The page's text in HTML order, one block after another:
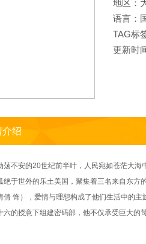
地区：
语言：
TAG标
更新时
介绍
安的20世纪前半叶，人民宛如苍茫大海
绝于世外的乐土美国，聚集着三名来自东
倩 饰），爱情与理想构成了他们生活中的
授意下组建密码部，他不仅承受巨大的